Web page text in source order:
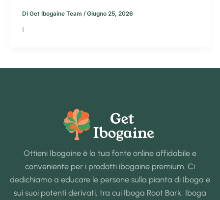
Di Get Ibogaine Team /Giugno 25, 2026
I
Ottieni Ibogaine è la tua fonte online affidabile e
conveniente per i prodotti ibogaine premium. Ci
dedichiamo a educare le persone sulla pianta di Iboga e
sui suoi potenti derivati, tra cui Iboga Root Bark, Iboga